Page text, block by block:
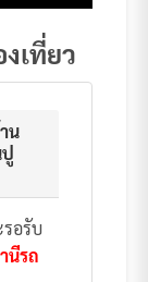
เที่ยว
น
ปู
อรับ
นีรถ